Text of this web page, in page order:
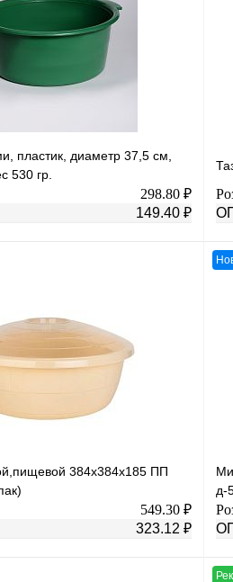
пластик, диаметр 37,5 см,
530 гр.
298.80 ₽
149.40 ₽
К сравнению
наличии
384х384х185 ПП
549.30 ₽
323.12 ₽
д-